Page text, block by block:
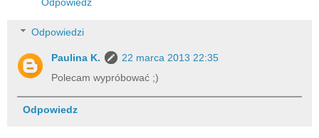
Odpowiedz
Odpowiedzi
Paulina K.
22 marca 2013 22:35
Polecam wypróbować ;)
Odpowiedz